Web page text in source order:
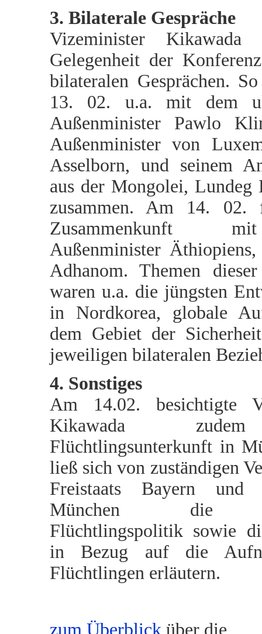
3. Bilaterale Gespräche
Vizeminister
Gelegenheit der
bilateralen Gesprächen.
13. 02. u.a. mit dem
Außenminister Pawlo
Außenminister von
Asselborn, und seinem
aus der Mongolei, Lundeg
zusammen. Am 14. 02.
Zusammenkunft
Außenminister
Adhanom. Themen dieser
waren u.a. die jüngsten
in Nordkorea, globale
dem Gebiet der
jeweiligen bilateralen
4. Sonstiges
Am 14.02. besichtigte
Kikawada
Flüchtlingsunterkunft in
ließ sich von zuständigen
Freistaats Bayern und
München die
Flüchtlingspolitik sowie
in Bezug auf die
Flüchtlingen erläutern.
zum Überblick über die